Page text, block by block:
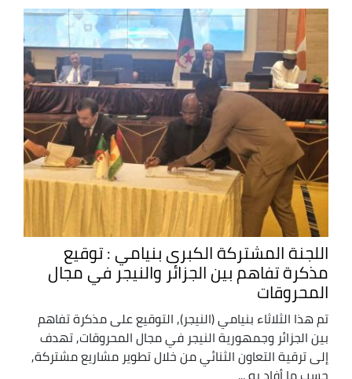
اللجنة المشتركة الكبرى بنيامي : توقيع
مذكرة تفاهم بين الجزائر والنيجر في مجال
المحروقات
تم هذا الثلاثاء بنيامي (النيجر), التوقيع على مذكرة تفاهم
بين الجزائر وجمهورية النيجر في مجال المحروقات, تهدف
إلى ترقية التعاون الثنائي من خلال تطوير مشاريع مشتركة,